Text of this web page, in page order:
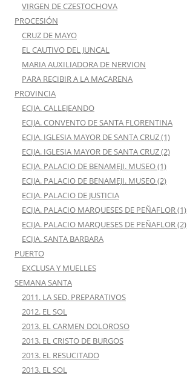
VIRGEN DE CZESTOCHOVA
PROCESIÓN
CRUZ DE MAYO
EL CAUTIVO DEL JUNCAL
MARIA AUXILIADORA DE NERVION
PARA RECIBIR A LA MACARENA
PROVINCIA
ECIJA. CALLEJEANDO
ECIJA. CONVENTO DE SANTA FLORENTINA
ECIJA. IGLESIA MAYOR DE SANTA CRUZ (1)
ECIJA. IGLESIA MAYOR DE SANTA CRUZ (2)
ECIJA. PALACIO DE BENAMEJI. MUSEO (1)
ECIJA. PALACIO DE BENAMEJI. MUSEO (2)
ECIJA. PALACIO DE JUSTICIA
ECIJA. PALACIO MARQUESES DE PEÑAFLOR (1)
ECIJA. PALACIO MARQUESES DE PEÑAFLOR (2)
ECIJA. SANTA BARBARA
PUERTO
EXCLUSA Y MUELLES
SEMANA SANTA
2011. LA SED. PREPARATIVOS
2012. EL SOL
2013. EL CARMEN DOLOROSO
2013. EL CRISTO DE BURGOS
2013. EL RESUCITADO
2013. EL SOL